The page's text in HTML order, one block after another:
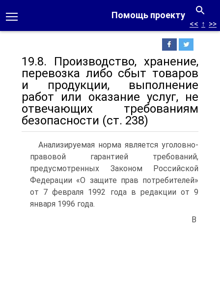
Помощь проекту
<< ↑ >>
19.8. Производство, хранение,
перевозка либо сбыт товаров
и продукции, выполнение
работ или оказание услуг, не
отвечающих требованиям
безопасности (ст. 238)
Анализируемая норма является уголовно-
правовой гарантией требований,
предусмотренных Законом Российской
Федерации «О защите прав потребителей»
от 7 февраля 1992 года в редакции от 9
января 1996 года.
В